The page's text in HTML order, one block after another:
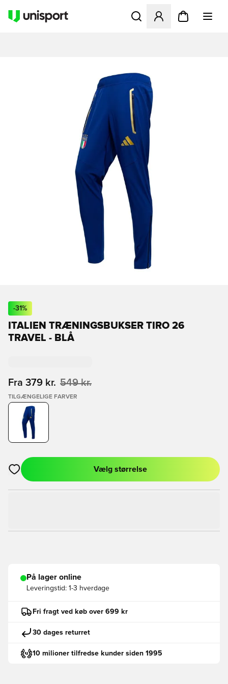
Åbner en Modal til at
-31%
ITALIEN TRÆNINGSBUKSER TIRO 26
TRAVEL - BLÅ
Fra 379 kr. 549 kr.
TILGÆNGELIGE FARVER
Åbner en Modal til at logge ind eller tilmelde dig som medlem
Vælg størrelse
På lager online
Leveringstid: 1-3 hverdage
Fri fragt ved køb over 699 kr
30 dages returret
10 milioner tilfredse kunder siden 1995